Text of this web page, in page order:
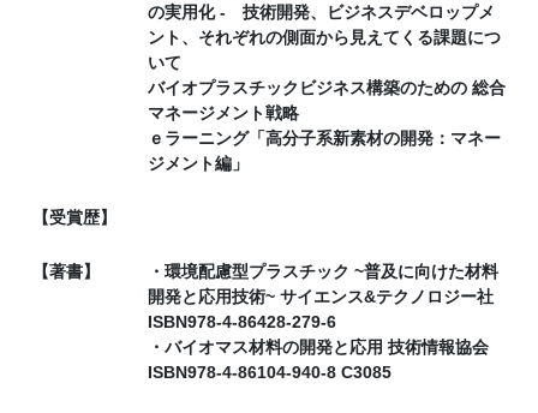
の実用化 - 技術開発、ビジネスデベロップメ
ント、それぞれの側面から見えてくる課題につ
いて
バイオプラスチックビジネス構築のための 総合
マネージメント戦略
ｅラーニング「高分子系新素材の開発：マネー
ジメント編」
【受賞歴】
【著書】
・環境配慮型プラスチック ~普及に向けた材料
開発と応用技術~ サイエンス&テクノロジー社
ISBN978-4-86428-279-6
・バイオマス材料の開発と応用 技術情報協会
ISBN978-4-86104-940-8 C3085